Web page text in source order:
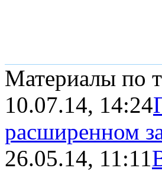
Материалы по
10.07.14, 14:24
расширенном
26.05.14, 11:11